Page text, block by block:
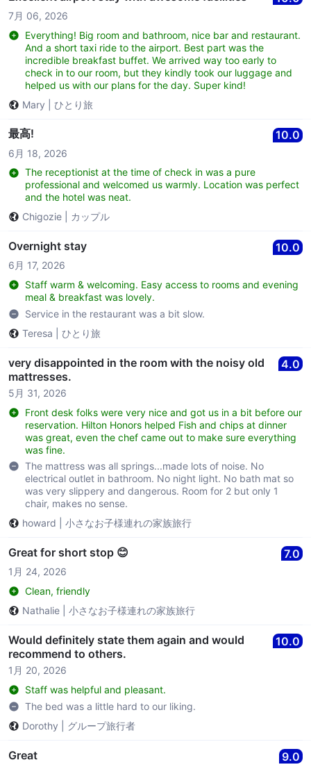
7月 06, 2026
Everything! Big room and bathroom, nice bar and restaurant.
And a short taxi ride to the airport. Best part was the
incredible breakfast buffet. We arrived way too early to
check in to our room, but they kindly took our luggage and
helped us with our plans for the day. Super kind!
Mary
ひとり旅
最高! 10.0
6月 18, 2026
The receptionist at the time of check in was a pure
professional and welcomed us warmly. Location was perfect
and the hotel was neat.
Chigozie
カップル
Overnight stay 10.0
6月 17, 2026
Staff warm & welcoming. Easy access to rooms and evening
meal & breakfast was lovely.
Service in the restaurant was a bit slow.
Teresa
ひとり旅
very disappointed in the room with the noisy old
mattresses.
4.0
5月 31, 2026
Front desk folks were very nice and got us in a bit before our
reservation. Hilton Honors helped Fish and chips at dinner
was great, even the chef came out to make sure everything
was fine.
The mattress was all springs...made lots of noise. No
electrical outlet in bathroom. No night light. No bath mat so
was very slippery and dangerous. Room for 2 but only 1
chair, makes no sense.
howard
小さなお子様連れの家族旅行
Great for short stop 😊 7.0
1月 24, 2026
Clean, friendly
Nathalie
小さなお子様連れの家族旅行
Would definitely state them again and would
recommend to others.
10.0
1月 20, 2026
Staff was helpful and pleasant.
The bed was a little hard to our liking.
Dorothy
グループ旅行者
Great 9.0